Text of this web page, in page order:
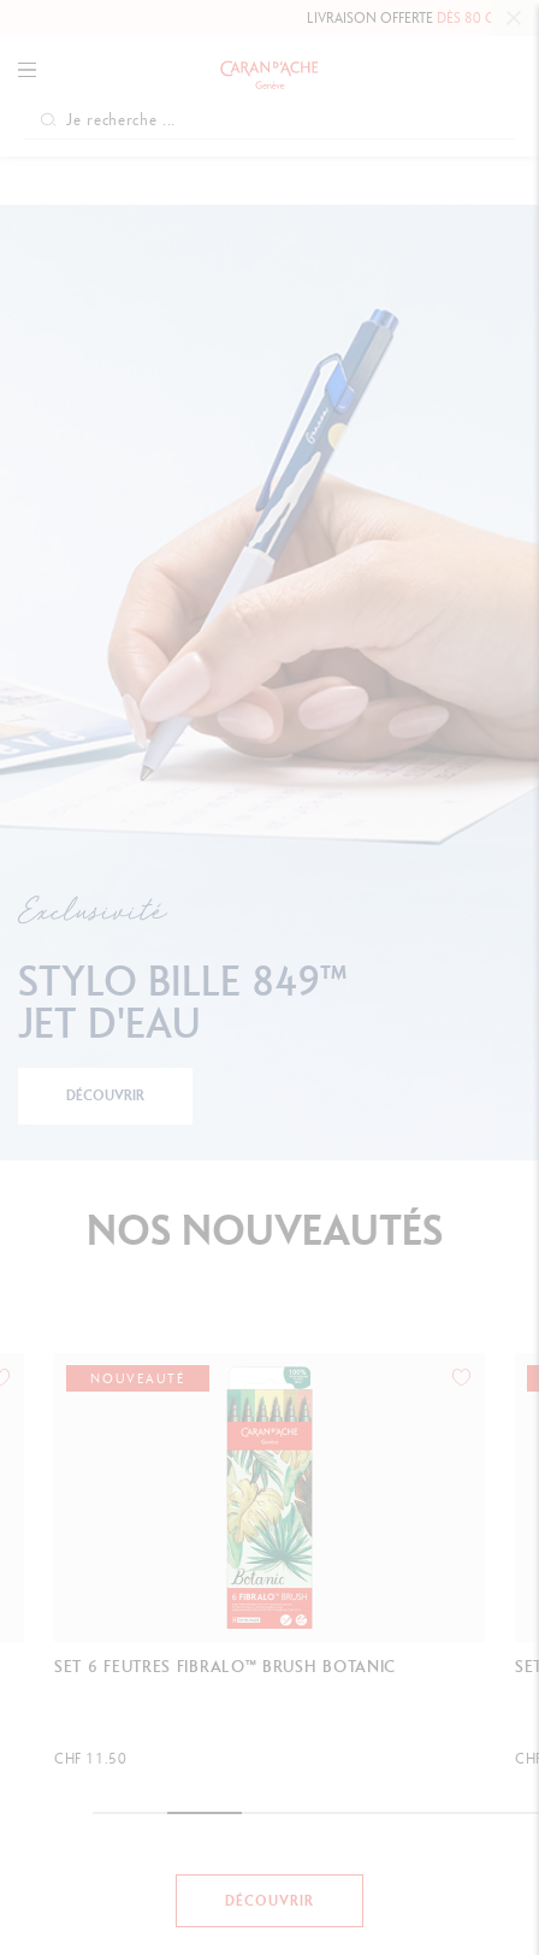
DÈS 80 CHF.
Exclusivité
STYLO BILLE 849™
JET D'EAU
DÉCOUVRIR
NOS NOUVEAUTÉS
NOUVEAUTÉ
SET 6 FEUTRES FIBRALO™ BRUSH MANGA SHOJO
CHF 11.50
DÉCOUVRIR